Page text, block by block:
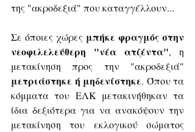
της "ακροδεξιά" που καταγγέλλουν...
Σε όποιες χώρες μπήκε φραγμός στην
νεοφιλελεύθερη "νέα ατζέντα", η
μετριάστηκε ή μηδενίστηκε. Όπου τα
κόμματα του ΕΛΚ μετακινήθηκαν τα
ίδια δεξιότερα για να ανακόψουν την
μετακίνηση του εκλογικού σώματος